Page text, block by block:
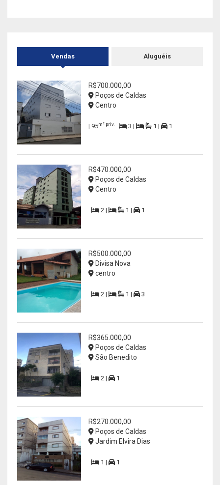
Vendas Aluguéis
R$700.000,00
Poços de Caldas
Centro
| 95m² priv. 3 | 1 | 1
R$470.000,00
Poços de Caldas
Centro
2 | 1 | 1
R$500.000,00
Divisa Nova
centro
2 | 1 | 3
R$365.000,00
Poços de Caldas
São Benedito
2 | 1
R$270.000,00
Poços de Caldas
Jardim Elvira Dias
1 | 1